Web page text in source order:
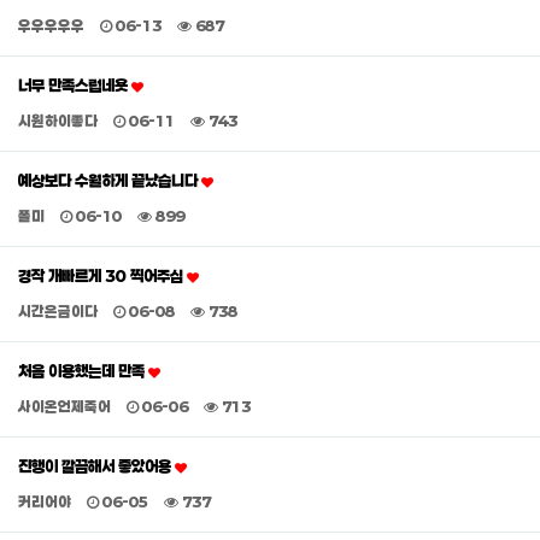
우우우우우 06-13 687
너무 만족스럽네욧
시원하이좋다 06-11 743
예상보다 수월하게 끝났습니다
폴미 06-10 899
경작 개빠르게 30 찍어주심
시간은금이다 06-08 738
처음 이용했는데 만족
사이온언제죽어 06-06 713
진행이 깔끔해서 좋았어용
커리어야 06-05 737